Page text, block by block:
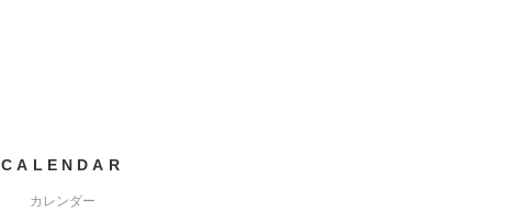
CALENDAR
カレンダー